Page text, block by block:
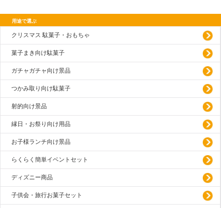
用途で選ぶ
クリスマス 駄菓子・おもちゃ
菓子まき向け駄菓子
ガチャガチャ向け景品
つかみ取り向け駄菓子
射的向け景品
縁日・お祭り向け用品
お子様ランチ向け景品
らくらく簡単イベントセット
ディズニー商品
子供会・旅行お菓子セット